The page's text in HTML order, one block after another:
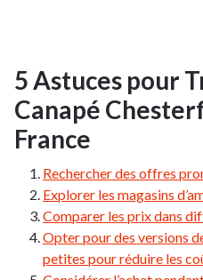
5 Astuces pour
Canapé
France
Rechercher des offres
Explorer les magasins
Comparer les prix dans
Opter pour des versions
petites pour réduire les